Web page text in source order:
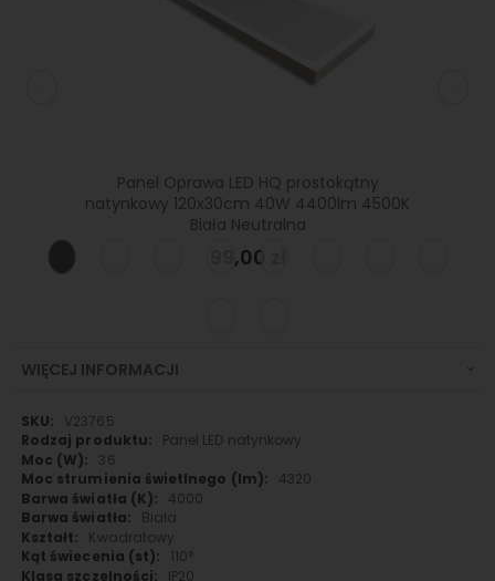
Panel Oprawa LED HQ prostokątny
natynkowy 120x30cm 40W 4400lm 4500K
Biała Neutralna
99,00 zł
WIĘCEJ INFORMACJI
Więcej
informacji
V23765
Panel LED natynkowy
36
4320
4000
Biała
Kwadratowy
110°
IP20